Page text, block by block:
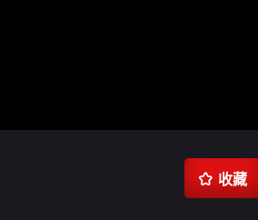
 收藏